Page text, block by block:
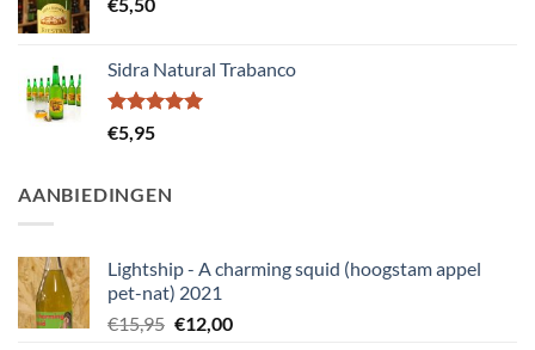
Sidra Natural Trabanco
Gewaardeerd
5.00
€5,95
AANBIEDINGEN
Lightship - A charming squid (hoogstam appel
pet-nat) 2021
€15,95 Oorspronkelijke
€12,00Huidige